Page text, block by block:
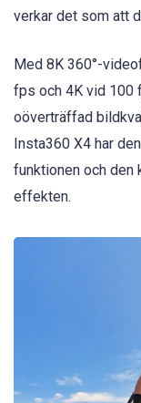
verkar det som att
Med 8K 360°-
fps och 4K vid 100
oöverträffad
Insta360 X4 har
funktionen och
effekten.